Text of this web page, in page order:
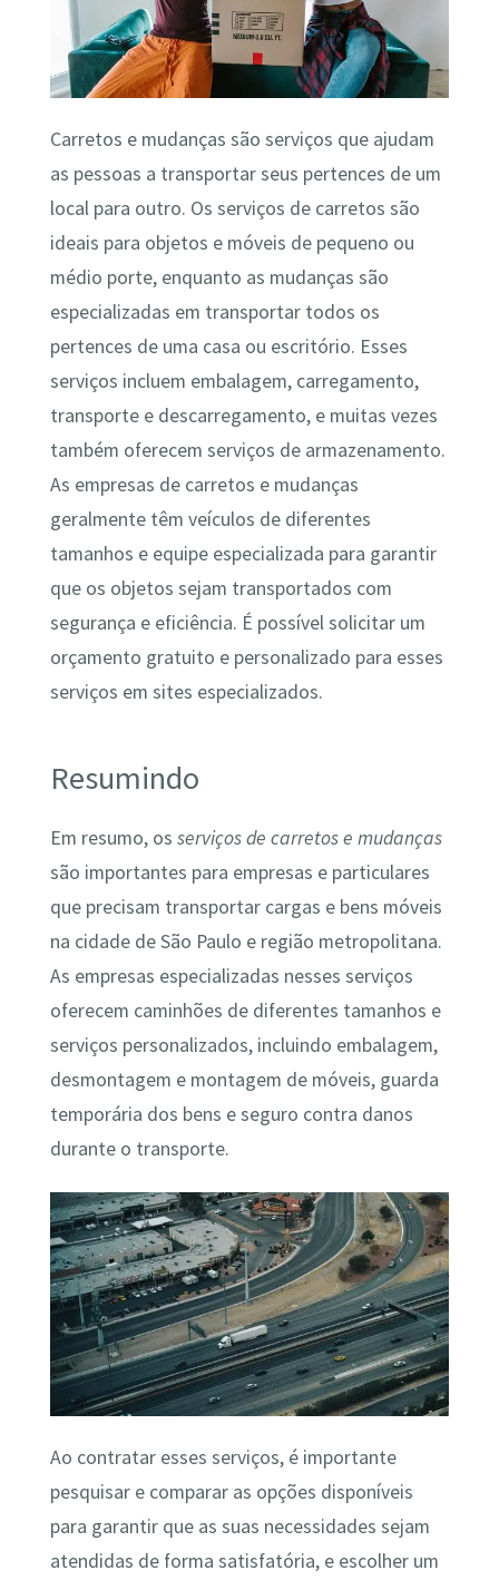
Carretos e mudanças são serviços que ajudam
as pessoas a transportar seus pertences de um
local para outro. Os serviços de carretos são
ideais para objetos e móveis de pequeno ou
médio porte, enquanto as mudanças são
especializadas em transportar todos os
pertences de uma casa ou escritório. Esses
serviços incluem embalagem, carregamento,
transporte e descarregamento, e muitas vezes
também oferecem serviços de armazenamento.
As empresas de carretos e mudanças
geralmente têm veículos de diferentes
tamanhos e equipe especializada para garantir
que os objetos sejam transportados com
segurança e eficiência. É possível solicitar um
orçamento gratuito e personalizado para esses
serviços em sites especializados.
Resumindo
Em resumo, os serviços de carretos e mudanças
são importantes para empresas e particulares
que precisam transportar cargas e bens móveis
na cidade de São Paulo e região metropolitana.
As empresas especializadas nesses serviços
oferecem caminhões de diferentes tamanhos e
serviços personalizados, incluindo embalagem,
desmontagem e montagem de móveis, guarda
temporária dos bens e seguro contra danos
durante o transporte.
Ao contratar esses serviços, é importante
pesquisar e comparar as opções disponíveis
para garantir que as suas necessidades sejam
atendidas de forma satisfatória, e escolher um